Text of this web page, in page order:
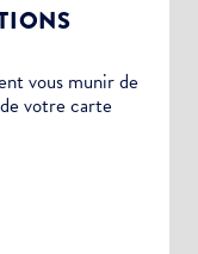
vous munir de
votre carte